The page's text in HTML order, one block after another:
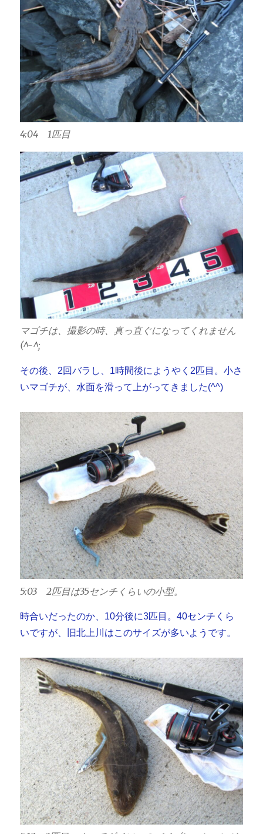
4:04 1匹目
マゴチは、撮影の時、真っ直ぐになってくれません
(^-^;
その後、2回バラし、1時間後にようやく2匹目。小さ
いマゴチが、水面を滑って上がってきました(^^)
5:03 2匹目は35センチくらいの小型。
時合いだったのか、10分後に3匹目。40センチくら
いですが、旧北上川はこのサイズが多いようです。